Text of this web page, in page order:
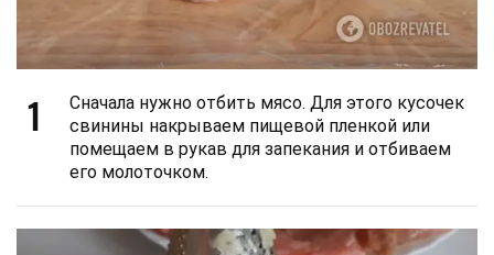
1
Сначала нужно отбить мясо. Для этого кусочек
свинины накрываем пищевой пленкой или
помещаем в рукав для запекания и отбиваем
его молоточком.